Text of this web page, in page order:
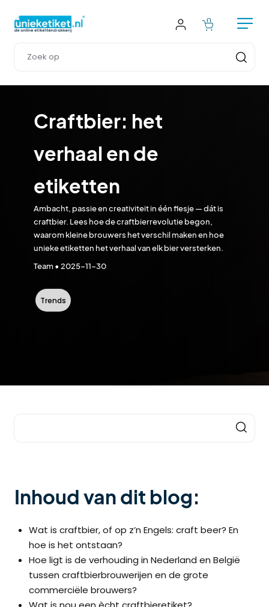
Craftbier: het
verhaal en de
etiketten
Ambacht, passie en creativiteit in één flesje — dát is
craftbier. Lees hoe de craftbierrevolutie begon,
waarom kleine brouwers het verschil maken en hoe
unieke etiketten het verhaal van elk bier versterken.
Team • 2025-11-30
Trends
Inhoud van dit blog:
Wat is craftbier, of op z’n Engels: craft beer? En
hoe is het ontstaan?
Hoe ligt is de verhouding in Nederland en België
tussen craftbierbrouwerijen en de grote
commerciële brouwers?